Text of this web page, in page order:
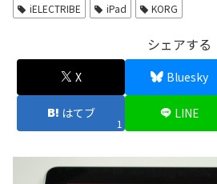
iELECTRIBE
iPad KORG
シェアする
X Bluesky
はてブ
1
LINE